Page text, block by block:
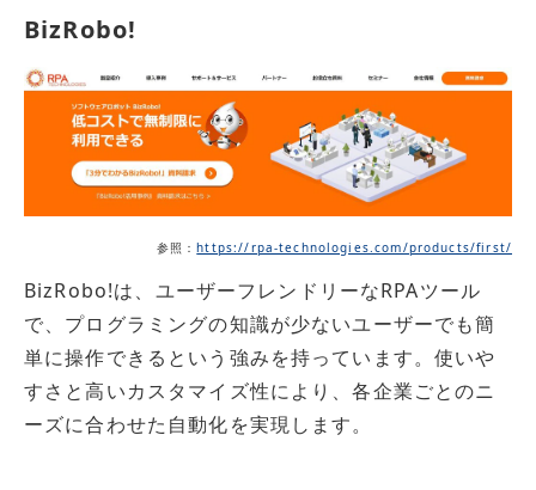
BizRobo!
参照：https://rpa-technologies.com/products/first/
BizRobo!は、ユーザーフレンドリーなRPAツール
で、プログラミングの知識が少ないユーザーでも簡
単に操作できるという強みを持っています。使いや
すさと高いカスタマイズ性により、各企業ごとのニ
ーズに合わせた自動化を実現します。